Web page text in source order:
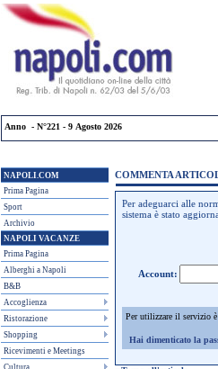
Anno - N°221 - 9 Agosto 2026
NAPOLI.COM
Prima Pagina
Sport
Archivio
NAPOLI VACANZE
Prima Pagina
Alberghi a Napoli
B&B
Accoglienza
Ristorazione
Shopping
Ricevimenti e Meetings
Cultura
COMMENTA
Per adeguarci alle
sistema è stato
Account:
Per utilizzare il servizio è
Hai dimenticato la